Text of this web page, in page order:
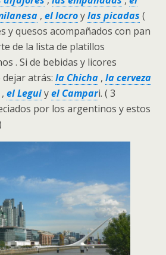
, el locroylas picadas (
y quesos acompañados con pan
de la lista de platillos
. Si de bebidas y licores
atrás: la Chicha , la cerveza
, el Leguiyel Campari. ( 3
por los argentinos y estos